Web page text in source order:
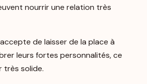
nourrir une relation très
de laisser de la place à
leurs fortes personnalités, ce
très solide.